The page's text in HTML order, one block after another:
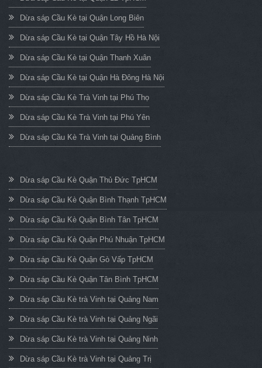
Dừa sáp Cầu Kè tại Quận Long Biên
Dừa sáp Cầu Kè tại Quận Tây Hồ Hà Nội
Dừa sáp Cầu Kè tại Quận Thanh Xuân
Dừa sáp Cầu Kè tại Quận Hà Đông Hà Nội
Dừa sáp Cầu Kè Trà Vinh tại Phú Thọ
Dừa sáp Cầu Kè Trà Vinh tại Phú Yên
Dừa sáp Cầu Kè Trà Vinh tại Quảng Bình
Dừa sáp Cầu Kè Quận Thủ Đức TpHCM
Dừa sáp Cầu Kè Quận Bình Thạnh TpHCM
Dừa sáp Cầu Kè Quận Bình Tân TpHCM
Dừa sáp Cầu Kè Quận Phú Nhuận TpHCM
Dừa sáp Cầu Kè Quận Gò Vấp TpHCM
Dừa sáp Cầu Kè Quận Tân Bình TpHCM
Dừa sáp Cầu Kè trà Vinh tại Quảng Nam
Dừa sáp Cầu Kè trà Vinh tại Quảng Ngãi
Dừa sáp Cầu Kè trà Vinh tại Quảng Ninh
Dừa sáp Cầu Kè trà Vinh tại Quảng Trị